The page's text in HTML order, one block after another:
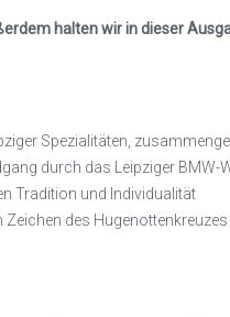
halten wir in dieser
Spezialitäten,
durch das Leipziger BMW-
Tradition und Individualität
Zeichen des Hugenottenkreuzes